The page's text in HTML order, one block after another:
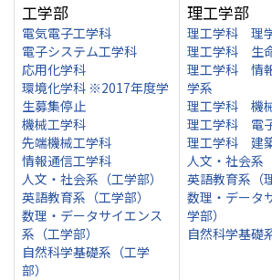
工学部
電気電子工学科
電子システム工学科
応用化学科
環境化学科 ※2017年度学
生募集停止
機械工学科
先端機械工学科
情報通信工学科
人文・社会系（工学部）
英語教育系（工学部）
数理・データサイエンス
系（工学部）
自然科学基礎系（工学
部）
理工学部
理工学科 理
理工学科 生
理工学科 情
学系
理工学科 機
理工学科 電
理工学科 建
人文・社会系
英語教育系（
数理・データ
学部）
自然科学基礎